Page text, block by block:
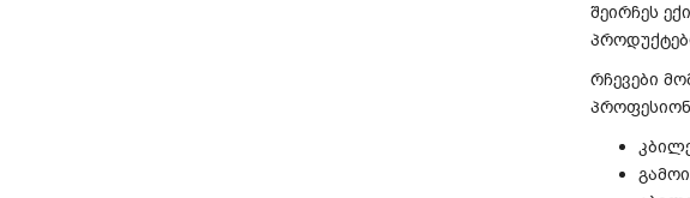
შეირჩეს
რჩევები